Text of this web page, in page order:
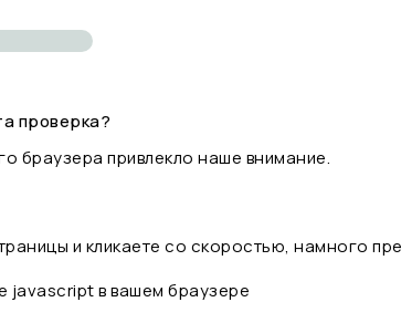
проверка?
браузера привлекло наше внимание.
и кликаете со скоростью, намного
javascript в вашем браузере